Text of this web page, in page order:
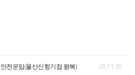
전운임(울산신항기점 왕복) 20.11.25